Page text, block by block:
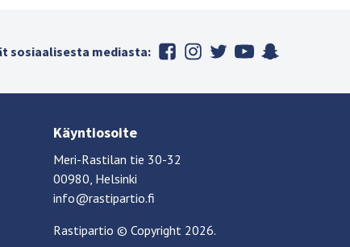
sosiaalisesta mediasta:
Käyntiosoite
Meri-Rastilan tie 30-32
00980, Helsinki
info@rastipartio.fi
Rastipartio© Copyright 2026.